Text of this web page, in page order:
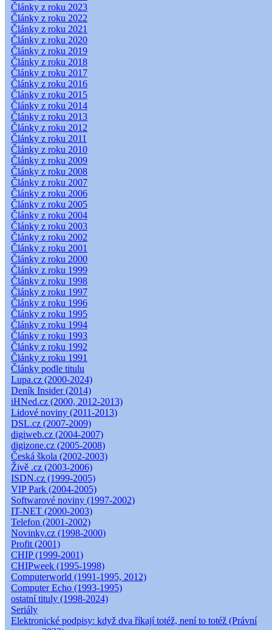
Články z roku 2023
Články z roku 2022
Články z roku 2021
Články z roku 2020
Články z roku 2019
Články z roku 2018
Články z roku 2017
Články z roku 2016
Články z roku 2015
Články z roku 2014
Články z roku 2013
Články z roku 2012
Články z roku 2011
Články z roku 2010
Články z roku 2009
Články z roku 2008
Články z roku 2007
Články z roku 2006
Články z roku 2005
Články z roku 2004
Články z roku 2003
Články z roku 2002
Články z roku 2001
Články z roku 2000
Články z roku 1999
Články z roku 1998
Články z roku 1997
Články z roku 1996
Články z roku 1995
Články z roku 1994
Články z roku 1993
Články z roku 1992
Články z roku 1991
Články podle titulu
Lupa.cz (2000-2024)
Deník Insider (2014)
iHNed.cz (2000, 2012-2013)
Lidové noviny (2011-2013)
DSL.cz (2007-2009)
digiweb.cz (2004-2007)
digizone.cz (2005-2008)
Česká škola (2002-2003)
Živě .cz (2003-2006)
ISDN.cz (1999-2005)
VIP Park (2004-2005)
Softwarové noviny (1997-2002)
IT-NET (2000-2003)
Telefon (2001-2002)
Novinky.cz (1998-2000)
Profit (2001)
CHIP (1999-2001)
CHIPweek (1995-1998)
Computerworld (1991-1995, 2012)
Computer Echo (1993-1995)
ostatní tituly (1998-2024)
Seriály
Elektronické podpisy: když dva říkají totéž, není to totéž (Právní